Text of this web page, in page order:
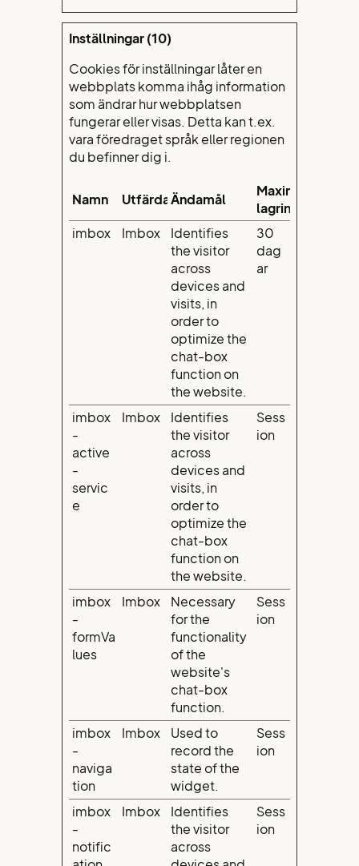
Inställningar (10)
Cookies för inställningar låter en
webbplats komma ihåg information
som ändrar hur webbplatsen
fungerar eller visas. Detta kan t.ex.
vara föredraget språk eller regionen
du befinner dig i.
Namn UtfärdareÄndamål
Maximal
lagringstid
imbox
Imbox
Identifies
the visitor
across
devices and
visits, in
order to
optimize the
chat-box
function on
the website.
30
dag
ar
imbox
-
active
-
servic
e
Imbox
Identifies
the visitor
across
devices and
visits, in
order to
optimize the
chat-box
function on
the website.
Sess
ion
imbox
-
formVa
lues
Imbox
Necessary
for the
functionality
of the
website's
chat-box
function.
Sess
ion
imbox
-
naviga
tion
Imbox
Used to
record the
state of the
widget.
Sess
ion
imbox
-
notific
Imbox
Identifies
the visitor
across
Sess
ion